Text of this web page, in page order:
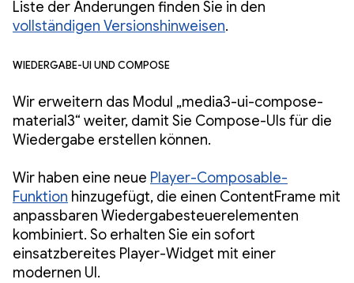
Liste der Änderungen finden Sie in den
vollständigen Versionshinweisen.
Wiedergabe-UI und Compose
Wir erweitern das Modul „media3-ui-compose-
material3“ weiter, damit Sie Compose-UIs für die
Wiedergabe erstellen können.
Wir haben eine neue Player-Composable-
Funktion hinzugefügt, die einen ContentFrame mit
anpassbaren Wiedergabesteuerelementen
kombiniert. So erhalten Sie ein sofort
einsatzbereites Player-Widget mit einer
modernen UI.